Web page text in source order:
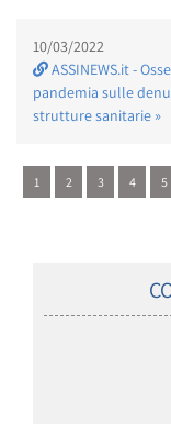
10/03/2022
ASSINEWS.it -
pandemia sulle
strutture sanitarie »
1 2 3 4 5